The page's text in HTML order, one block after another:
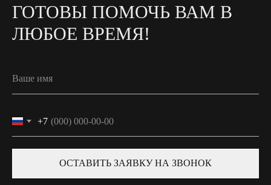
ГОТОВЫ ПОМОЧЬ ВАМ В
ЛЮБОЕ ВРЕМЯ!
+7
ОСТАВИТЬ ЗАЯВКУ НА ЗВОНОК